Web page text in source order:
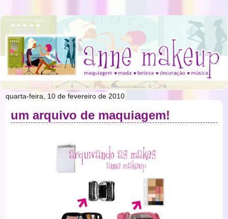
quarta-feira, 10 de fevereiro de 2010
um arquivo de maquiagem!